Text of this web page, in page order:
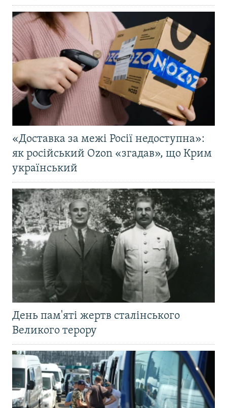
«Доставка за межі Росії недоступна»:
як російський Ozon «згадав», що Крим
український
День пам'яті жертв сталінського
Великого терору